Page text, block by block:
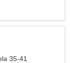
35-41